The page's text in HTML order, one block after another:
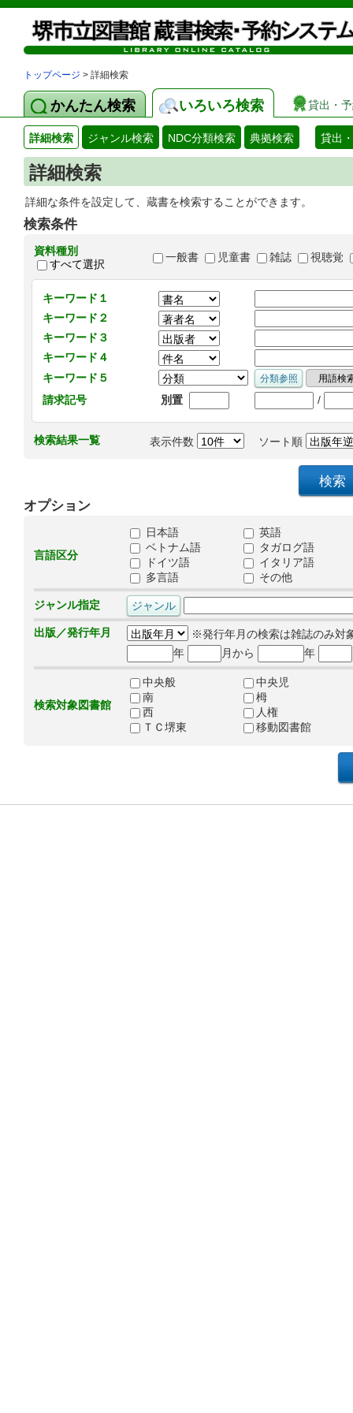
トップページ > 詳細検索
かんたん検索 いろいろ検索 貸出・
詳細検索 ジャンル検索 NDC分類検索 典拠検索 貸出
詳細検索
詳細な条件を設定して、蔵書を検索することができます。
検索条件
資料種別
すべて選択
一般書 児童書 雑誌 視聴覚
キーワード１
キーワード２
キーワード３
キーワード４
キーワード５
請求記号
別置 /
検索結果一覧 表示件数 ソート順
オプション
言語区分
日本語
英語
ベトナム語
タガログ語
ドイツ語
イタリア語
多言語
その他
ジャンル指定
出版／発行年月
※発行年月の検索は雑誌のみ対
年
月から 年
検索対象図書館
中央般
中央児
南
栂
西
人権
ＴＣ堺東
移動図書館